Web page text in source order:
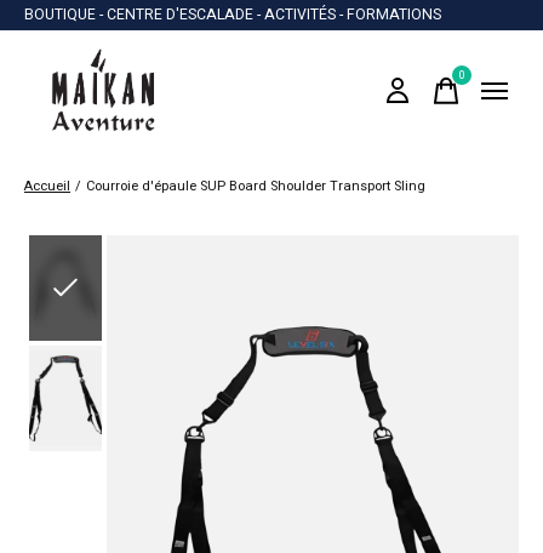
BOUTIQUE - CENTRE D'ESCALADE - ACTIVITÉS - FORMATIONS
0items
Accueil / Courroie d'épaule SUP Board Shoulder Transport Sling